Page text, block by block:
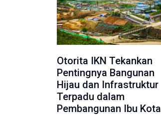
Otorita IKN Tekankan
Pentingnya Bangunan
Hijau dan Infrastruktur
Terpadu dalam
Pembangunan Ibu Kota